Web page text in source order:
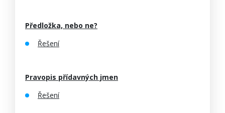
Předložka, nebo ne?
Řešení
Pravopis přídavných jmen
Řešení